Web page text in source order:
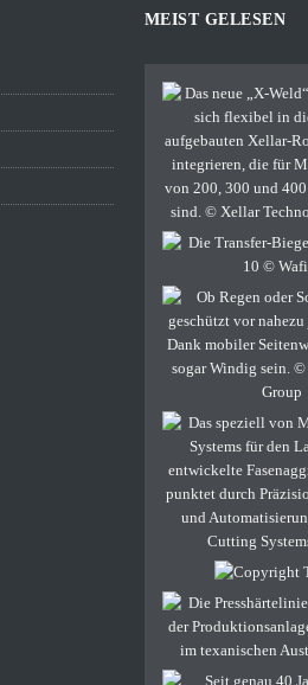
MEIST GELESEN